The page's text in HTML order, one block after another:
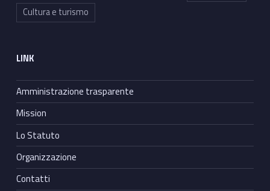
Cultura e turismo
LINK
Amministrazione trasparente
Mission
Lo Statuto
Organizzazione
Contatti